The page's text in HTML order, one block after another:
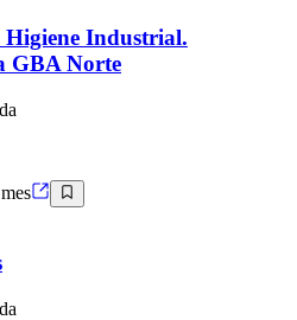
Higiene Industrial.
GBA Norte